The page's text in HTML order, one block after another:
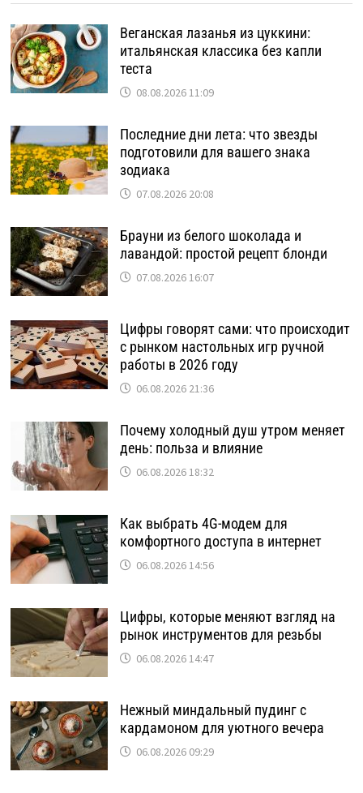
Веганская лазанья из цуккини:
итальянская классика без капли
теста
08.08.2026 11:09
Последние дни лета: что звезды
подготовили для вашего знака
зодиака
07.08.2026 20:08
Брауни из белого шоколада и
лавандой: простой рецепт блонди
07.08.2026 16:07
Цифры говорят сами: что происходит
с рынком настольных игр ручной
работы в 2026 году
06.08.2026 21:36
Почему холодный душ утром меняет
день: польза и влияние
06.08.2026 18:32
Как выбрать 4G-модем для
комфортного доступа в интернет
06.08.2026 14:56
Цифры, которые меняют взгляд на
рынок инструментов для резьбы
06.08.2026 14:47
Нежный миндальный пудинг с
кардамоном для уютного вечера
06.08.2026 09:29